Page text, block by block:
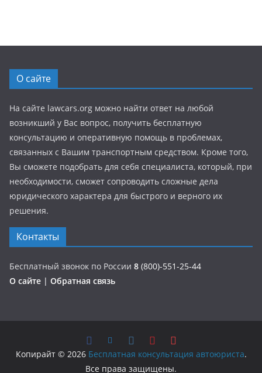
О сайте
На сайте lawcars.org можно найти ответ на любой
возникший у Вас вопрос, получить бесплатную
консультацию и оперативную помощь в проблемах,
связанных с Вашим транспортным средством. Кроме того,
Вы сможете подобрать для себя специалиста, который, при
необходимости, сможет сопроводить сложные дела
юридического характера для быстрого и верного их
решения.
Контакты
Бесплатный звонок по России 8 (800)-551-25-44
О сайте | Обратная связь
Копирайт © 2026 Бесплатная консультация автоюриста.
Все права защищены.